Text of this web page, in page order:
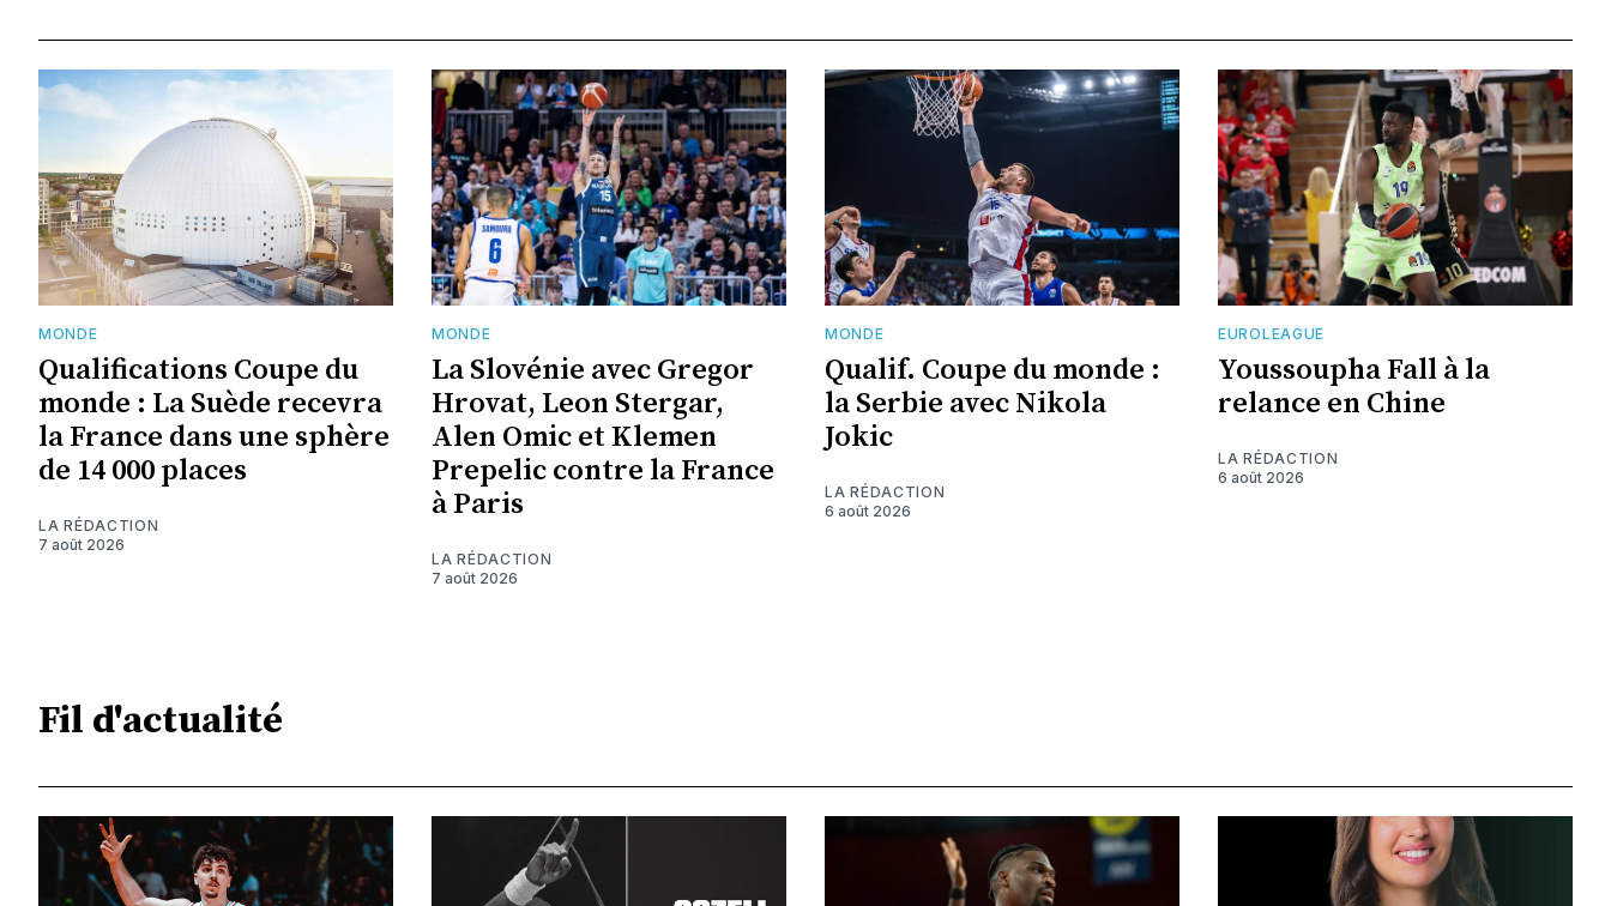
MONDE
Qualifications Coupe du
monde : La Suède recevra
la France dans une sphère
de 14 000 places
LA RÉDACTION
7 août 2026
MONDE
La Slovénie avec Gregor
Hrovat, Leon Stergar,
Alen Omic et Klemen
Prepelic contre la France
à Paris
LA RÉDACTION
7 août 2026
MONDE
Qualif. Coupe du monde :
la Serbie avec Nikola
Jokic
LA RÉDACTION
6 août 2026
EUROLEAGUE
Youssoupha Fall à la
relance en Chine
LA RÉDACTION
6 août 2026
Fil d'actualité